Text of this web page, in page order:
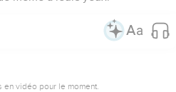
vidéo pour le moment.